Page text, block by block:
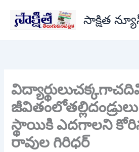
content
సాక్షిత
స్థాయికి ఎదగాలని
రావుల గిరిధర్